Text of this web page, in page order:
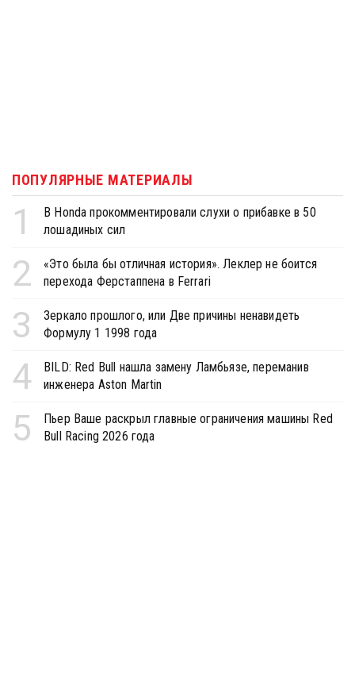
ПОПУЛЯРНЫЕ МАТЕРИАЛЫ
1
В Honda прокомментировали слухи о прибавке в 50
лошадиных сил
2
«Это была бы отличная история». Леклер не боится
перехода Ферстаппена в Ferrari
3
Зеркало прошлого, или Две причины ненавидеть
Формулу 1 1998 года
4
BILD: Red Bull нашла замену Ламбьязе, переманив
инженера Aston Martin
5
Пьер Ваше раскрыл главные ограничения машины Red
Bull Racing 2026 года